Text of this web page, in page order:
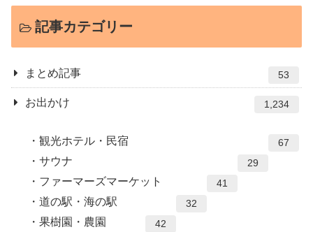
記事カテゴリー
まとめ記事 53
お出かけ 1,234
観光ホテル・民宿 67
サウナ 29
ファーマーズマーケット 41
道の駅・海の駅 32
果樹園・農園 42